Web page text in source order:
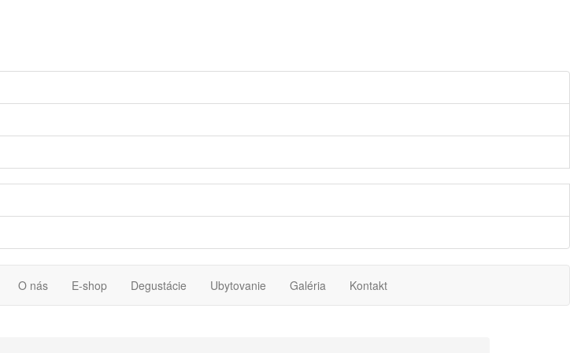
O nás E-shop Degustácie Ubytovanie Galéria Kontakt